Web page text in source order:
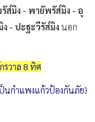
ส๎มิง - พายัพรัส๎มิง - อุ
- ปะฐะวีรัส๎มิง นอก
รวาล 8 ทิศ
นกำแพงแก้วป้องกันภัย)